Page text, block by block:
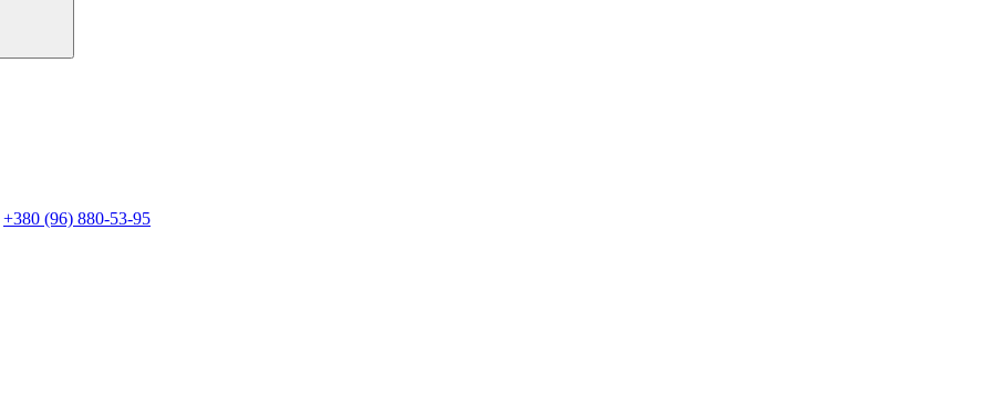
+380 (96) 880-53-95